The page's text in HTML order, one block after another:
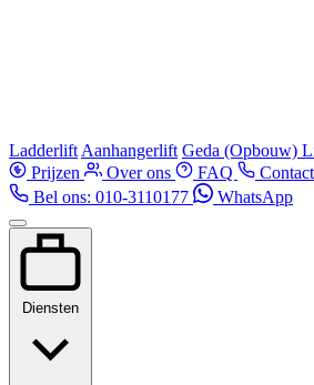
Ladderlift Aanhangerlift Geda (Opbouw)
Prijzen
Over ons FAQ
Contact
Bel ons: 010-3110177
WhatsApp
Diensten